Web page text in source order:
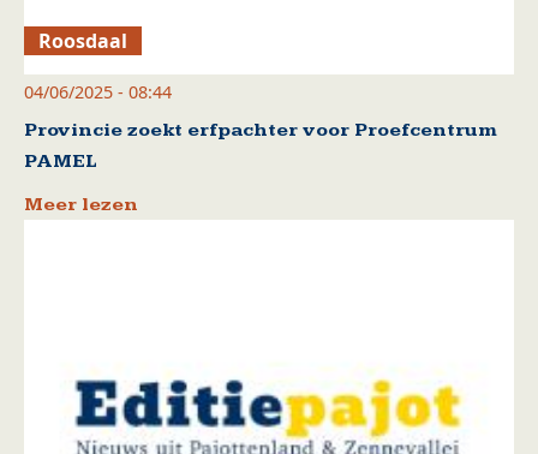
Roosdaal
04/06/2025 - 08:44
Provincie zoekt erfpachter voor Proefcentrum
PAMEL
Meer lezen